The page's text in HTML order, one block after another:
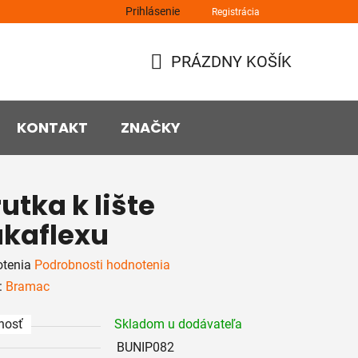
Prihlásenie Registrácia
KOŠÍK
PRÁZDNY KOŠÍK
KONTAKT ZNAČKY
k lište
Podrobnosti hodnotenia
Bramac
Skladom u dodávateľa
BUNIP082